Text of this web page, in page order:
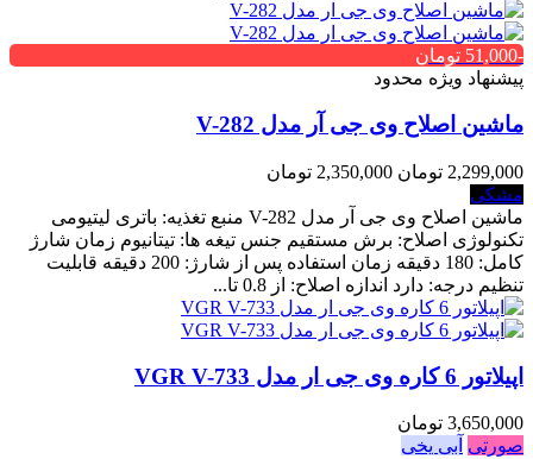
-51,000 تومان
پیشنهاد ویژه محدود
ماشین اصلاح وی جی آر مدل V-282
2,299,000 تومان
2,350,000 تومان
مشکی
ماشین اصلاح وی جی آر مدل V-282 منبع تغذیه: باتری لیتیومی
تکنولوژی اصلاح: برش مستقیم جنس تیغه ها: تیتانیوم زمان شارژ
کامل: 180 دقیقه زمان استفاده پس از شارژ: 200 دقیقه قابلیت
تنظیم درجه: دارد اندازه اصلاح: از 0.8 تا...
اپیلاتور 6 کاره وی جی ار مدل VGR V-733
3,650,000 تومان
صورتی آبی یخی